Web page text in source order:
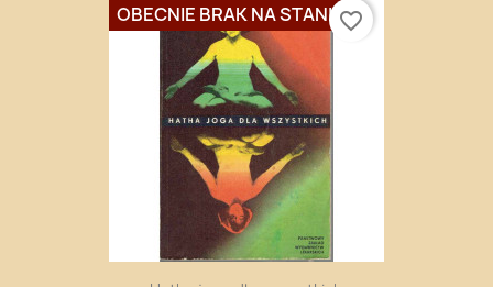
OBECNIE BRAK NA STANIEfavorite_border